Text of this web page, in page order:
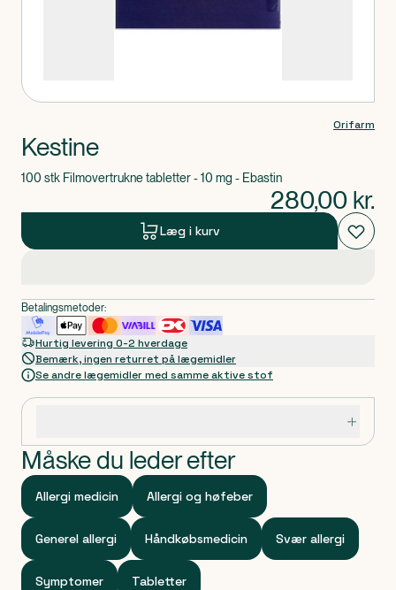
Måske du leder efter
Allergi medicin Allergi og høfeber
Generel allergi Håndkøbsmedicin Svær allergi
Symptomer Tabletter
Orifarm
Kestine
100 stk Filmovertrukne tabletter - 10 mg - Ebastin
280,00 kr.
Læg i kurv
Betalingsmetoder:
Hurtig levering 0-2 hverdage
Bemærk, ingen returret på lægemidler
Se andre lægemidler med samme aktive stof